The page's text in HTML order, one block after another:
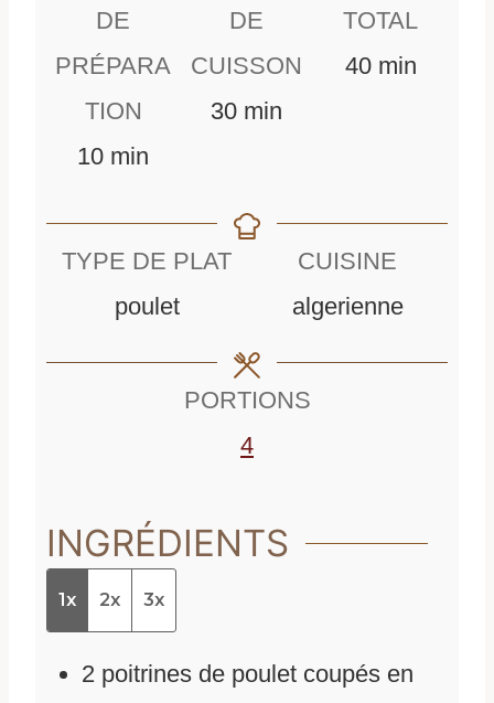
DE
PRÉPARA
TION
10m
n
min
DE
CUISSON
30m
u
s
min
TOTAL
40m
t
min
TYPE DE PLAT
poulet
CUISINE
algerienne
PORTIONS
4
INGRÉDIENTS
1x 2x 3x
2 poitrines de poulet coupés en